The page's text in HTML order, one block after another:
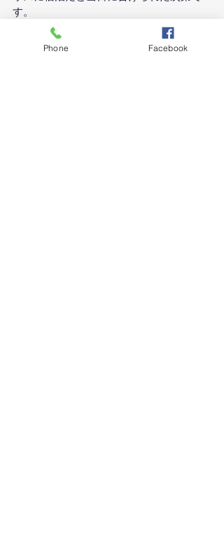
す。
代わりに港へのお迎えには、近くで食堂
を営んでいる若い女性Ｔさんが来てくれ
Phone Facebook